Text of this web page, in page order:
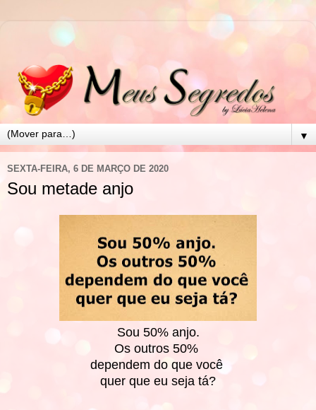
▼
SEXTA-FEIRA, 6 DE MARÇO DE 2020
Sou metade anjo
Sou 50% anjo.
Os outros 50%
dependem do que você
quer que eu seja tá?